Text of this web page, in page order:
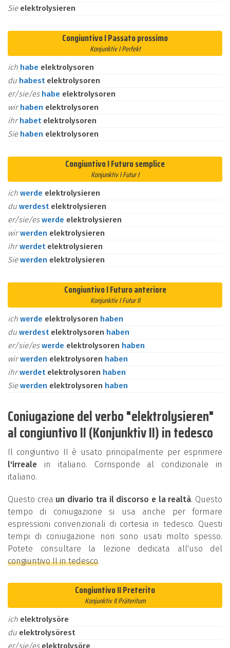
Sie elektrolysieren
Congiuntivo I Passato prossimo
Konjunktiv I Perfekt
ich habe elektrolysoren
du habest elektrolysoren
er/sie/es habe elektrolysoren
wirhaben elektrolysoren
ihrhabet elektrolysoren
Sie haben elektrolysoren
Congiuntivo I Futuro semplice
Konjunktiv I Futur I
ich werde elektrolysieren
du werdest elektrolysieren
er/sie/eswerde elektrolysieren
wirwerden elektrolysieren
ihrwerdet elektrolysieren
Siewerden elektrolysieren
Congiuntivo I Futuro anteriore
Konjunktiv I Futur II
ich werde elektrolysoren haben
du werdest elektrolysoren haben
er/sie/eswerde elektrolysoren haben
wirwerden elektrolysoren haben
ihrwerdet elektrolysoren haben
Siewerden elektrolysoren haben
Coniugazione del verbo "elektrolysieren"
al congiuntivo II (Konjunktiv II) in tedesco
Il congiuntivo II è usato principalmente per esprimere
l'irreale in italiano. Corrisponde al condizionale in
italiano.
Questo crea un divario tra il discorso e la realtà. Questo
tempo di coniugazione si usa anche per formare
espressioni convenzionali di cortesia in tedesco. Questi
tempi di coniugazione non sono usati molto spesso.
Potete consultare la lezione dedicata all'uso del
congiuntivo II in tedesco.
Congiuntivo II Preterito
Konjunktiv II Präteritum
ich elektrolysöre
du elektrolysörest
er/sie/es elektrolysöre